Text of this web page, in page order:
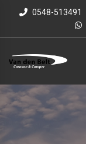
0548-513491